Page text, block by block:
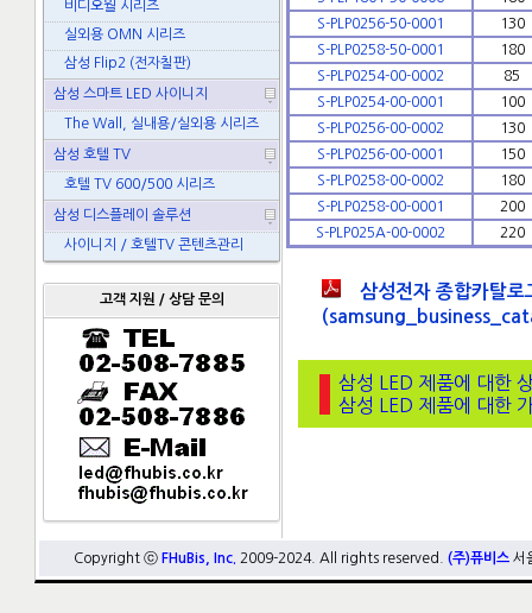
비디오월 시리즈
실외용 OMN 시리즈
삼성 Flip2 (전자칠판)
삼성 스마트 LED 사이니지
The Wall, 실내용/실외용 시리즈
삼성 호텔 TV
호텔 TV 600/500 시리즈
삼성 디스플레이 솔루션
사이니지 / 호텔TV 콘텐츠관리
고객 지원 / 상담 문의
S-PLP0256-50-0001
130
S-PLP0258-50-0001
180
S-PLP0254-00-0002
85
S-PLP0254-00-0001
100
S-PLP0256-00-0002
130
S-PLP0256-00-0001
150
S-PLP0258-00-0002
180
S-PLP0258-00-0001
200
S-PLP025A-00-0002
220
삼성전자 종합카탈
삼성 LED 제품에 대한
삼성 LED 제품에 대한
Copyright ⓒ FHuBis, Inc. 2009-2024. All rights reserved. (주)퓨비스 서